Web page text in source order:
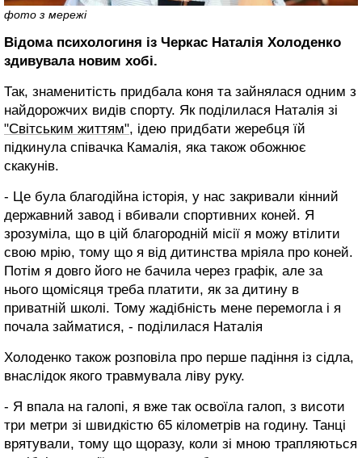
фото з мережі
Відома психологиня із Черкас Наталія Холоденко
здивувала новим хобі.
Так, знаменитість придбала коня та зайнялася одним з
найдорожчих видів спорту. Як поділилася Наталія зі
"Світським життям", ідею придбати жеребця їй
підкинула співачка Камалія, яка також обожнює
скакунів.
- Це була благодійна історія, у нас закривали кінний
державний завод і вбивали спортивних коней. Я
зрозуміла, що в цій благородній місії я можу втілити
свою мрію, тому що я від дитинства мріяла про коней.
Потім я довго його не бачила через графік, але за
нього щомісяця треба платити, як за дитину в
приватній школі. Тому жадібність мене перемогла і я
почала займатися, - поділилася Наталія
Холоденко також розповіла про перше падіння із сідла,
внаслідок якого травмувала ліву руку.
- Я впала на галопі, я вже так освоїла галоп, з висоти
три метри зі швидкістю 65 кілометрів на годину. Танці
врятували, тому що щоразу, коли зі мною трапляються